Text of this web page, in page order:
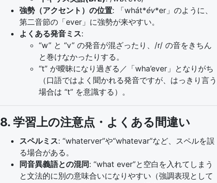
強勢（アクセント）の位置: 「whát*év*er」のように、
第二音節の「ever」に強勢が来やすい。
よくある発音ミス:
“w” と “v” の発音が混ざったり、/r/ の音をきちん
と巻けなかったりする。
“t” が曖昧になり過ぎる／「wha’ever」となりがち
（口語ではよく聞かれる発音ですが、はっきり言う
場合は “t” を意識する）。
8. 学習上の注意点・よくある間違い
スペルミス: “whaterver”や“whatevar”など、スペルを誤
る場合がある。
同音異義語との混同: “what ever”と空白を入れてしまう
と文法的に別の意味合いになりやすい（強調表現として